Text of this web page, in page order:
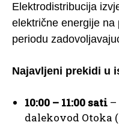
Elektrodistribucija
električne energije na
periodu
Najavljeni prekidi u
10:00 – 11:00 sati
dalekovod Otoka